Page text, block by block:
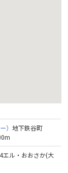
）地下鉄谷町
ル・おおさか(大